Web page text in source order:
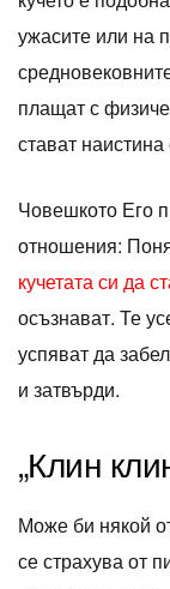
ужасите или на
плащат с
стават
Човешкото Его
отношения:
кучетата си да
осъзнават. Те
успяват да
и затвърди.
„Клин
Може би някой
се страхува от